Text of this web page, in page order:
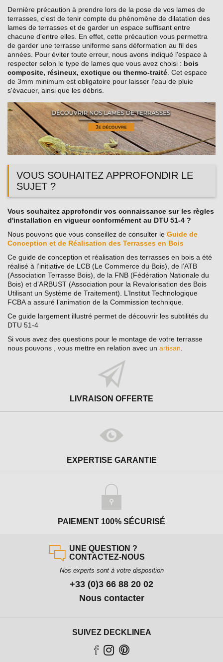
Dernière précaution à prendre lors de la pose de vos lames de
terrasses, c'est de tenir compte du phénomène de dilatation des
lames de terrasses et de garder un espace suffisant entre
chacune d'entre elles. En effet, cette précaution vous permettra
de garder une terrasse uniforme sans déformation au fil des
années. Pour éviter toute erreur, nous avons indiqué l'espace à
respecter selon le type de lames que vous avez choisi : bois
composite, résineux, exotique ou thermo-traité . Cet espace
de 3mm minimum est obligatoire pour laisser l'eau de pluie
s'évacuer, ainsi que les débris.
VOUS SOUHAITEZ APPROFONDIR LE
SUJET ?
Vous souhaitez approfondir vos connaissance sur les règles
d'installation en vigueur conformément au DTU 51-4 ?
Nous pouvons que vous conseillez de consulter le Guide de
Conception et de Réalisation des Terrasses en Bois
Ce guide de conception et réalisation des terrasses en bois a été
réalisé à l’initiative de LCB (Le Commerce du Bois), de l’ATB
(Association Terrasse Bois), de la FNB (Fédération Nationale du
Bois) et d’ARBUST (Association pour la Revalorisation des Bois
Utilisant un Système de Traitement). L’Institut Technologique
FCBA a assuré l’animation de la Commission technique.
Ce guide largement illustré permet de découvrir les subtilités du
DTU 51-4
Si vous avez des questions pour le montage de votre terrasse
nous pouvons , vous mettre en relation avec un artisan.
LIVRAISON OFFERTE
EXPERTISE GARANTIE
PAIEMENT 100% SÉCURISÉ
UNE QUESTION ?
CONTACTEZ-NOUS
Nos experts sont à votre disposition
+33 (0)3 66 88 20 02
Nous contacter
SUIVEZ DECKLINEA